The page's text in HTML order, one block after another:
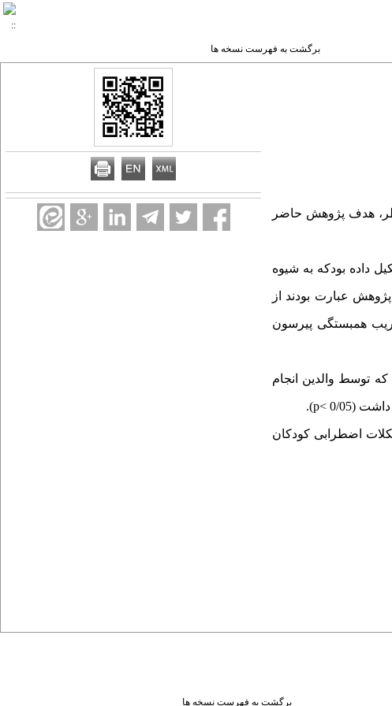
برگشت به فهرست نسخه ها
هدف پژوهش حاضر
داده بودکه به شیوه
ابزارهای پژوهش عبارت بودند از
و همکاران، 2013). برای تحلیل داده‌ها از ضریب همبستگی پیرسون
توسط والدین انجام
(0/05
p<
).
اضطرابی کودکان
برگشت به فهرست نسخه ها